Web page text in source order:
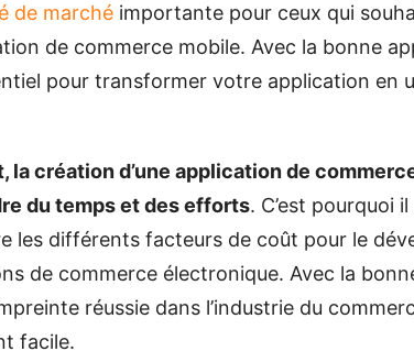
de marché importante pour ceux qui
de commerce mobile. Avec la bonne
pour transformer votre application en
la création d’une application de
du temps et des efforts. C’est pourquoi
les différents facteurs de coût pour le
de commerce électronique. Avec la
réussie dans l’industrie du
facile.